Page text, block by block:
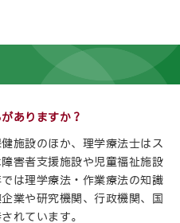
ありますか？
施設のほか、理学療法士はス
害者支援施設や児童福祉施設
は理学療法・作業療法の知識
業や研究機関、行政機関、国
れています。